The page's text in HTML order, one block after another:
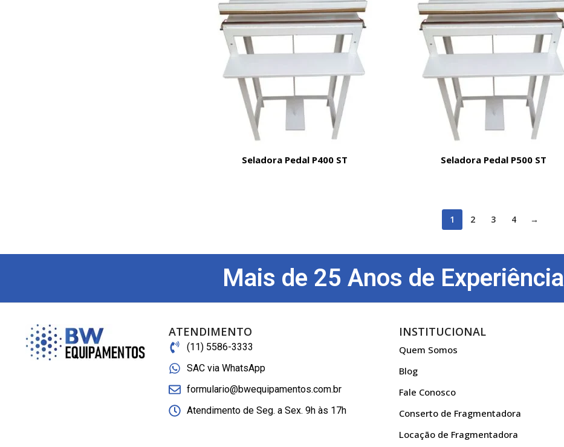
Seladora Pedal P400 ST Seladora Pedal P500 ST
1 2 3 4 →
Mais de 25 Anos de Experiência
ATENDIMENTO
(11) 5586-3333
SAC via WhatsApp
formulario@bwequipamentos.com.br
Atendimento de Seg. a Sex. 9h às 17h
INSTITUCIONAL
Quem Somos
Blog
Fale Conosco
Conserto de Fragmentadora
Locação de Fragmentadora